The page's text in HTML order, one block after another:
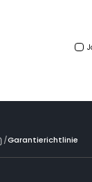
/Garantierichtlinie